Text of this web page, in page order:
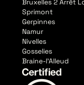
Bruxelles 2 Arrêt
Sprimont
Gerpinnes
Namur
Nivelles
Gosselies
Braine-l'Alleud